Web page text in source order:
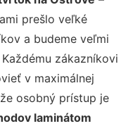
prešlo veľké
a budeme veľmi
zákazníkovi
v maximálnej
osobný prístup je
laminátom